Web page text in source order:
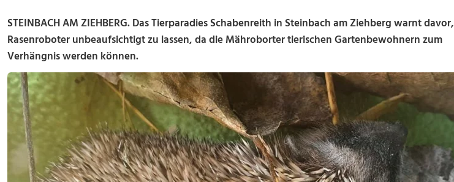
STEINBACH AM ZIEHBERG. Das Tierparadies Schabenreith in Steinbach am Ziehberg warnt davor,
Rasenroboter unbeaufsichtigt zu lassen, da die Mähroborter tierischen Gartenbewohnern zum
Verhängnis werden können.